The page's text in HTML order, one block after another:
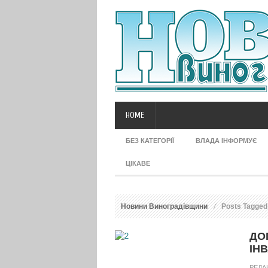
HOME
БЕЗ КАТЕГОРІЇ ВЛАДА ІНФОРМУЄ
ЦІКАВЕ
Новини Виноградівщини Posts